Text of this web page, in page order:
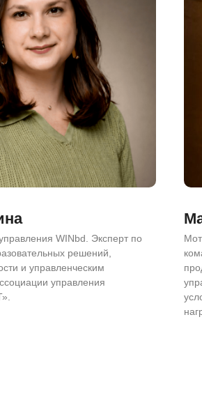
WINbd. Эксперт по
решений,
и управленческим
управления